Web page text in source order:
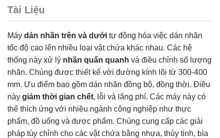
Tài Liệu
Máy dán nhãn trên và dưới tự động hóa việc dán nhãn
tốc độ cao lên nhiều loại vật chứa khác nhau. Các hệ
thống này xử lý nhãn quấn quanh và điều chỉnh số lượng
nhãn. Chúng được thiết kế với đường kính lõi từ 300-400
mm. Ưu điểm bao gồm dán nhãn đồng bộ, đồng thời. Điều
này giảm thời gian chết, lỗi và lãng phí. Các máy này có
thể thích ứng với nhiều ngành công nghiệp như thực
phẩm, đồ uống và dược phẩm. Chúng cung cấp các giải
pháp tùy chỉnh cho các vật chứa bằng nhựa, thủy tinh, bìa